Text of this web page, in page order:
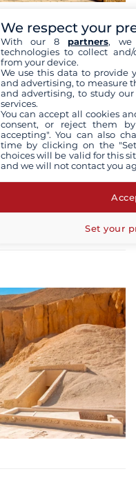
We respect your
With our 8 partners, we
technologies to collect
from your device.
We use this data to provide
and advertising, to measure
and advertising, to study
services.
You can accept all cookies
consent, or reject them
accepting". You can also
time by clicking on the
choices will be valid for this
and we will not contact you
Set your